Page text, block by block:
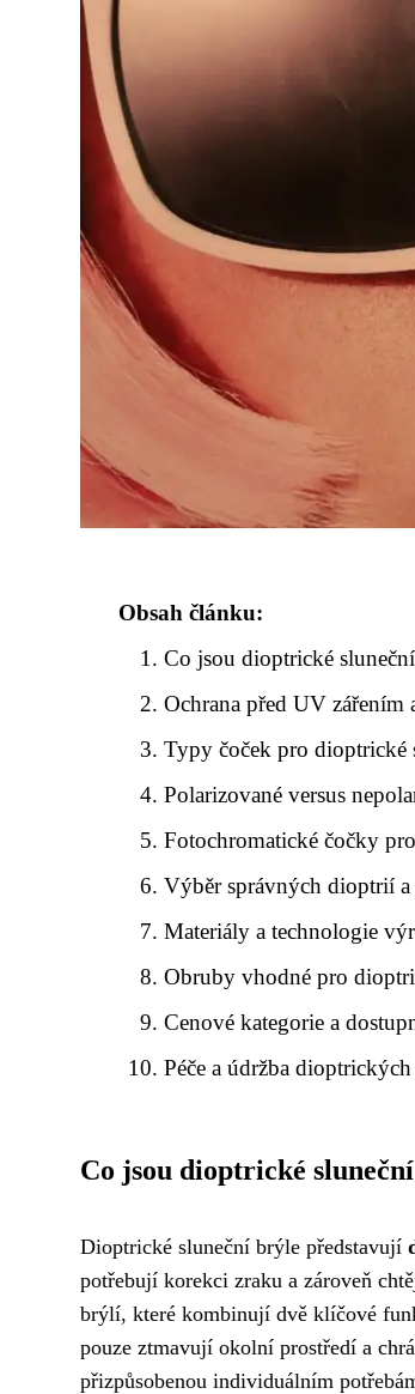
Obsah článku:
Co jsou dioptrické
Ochrana před UV zářením
Typy čoček pro dioptrické
Polarizované versus
Fotochromatické čočky
Výběr správných dioptrií a
Materiály a technologie
Obruby vhodné pro
Cenové kategorie a
Péče a údržba
Co jsou dioptrické
Dioptrické sluneční brýle představují
potřebují korekci zraku a zároveň
brýlí, které kombinují dvě klíčové
pouze ztmavují okolní prostředí a
přizpůsobenou individuálním